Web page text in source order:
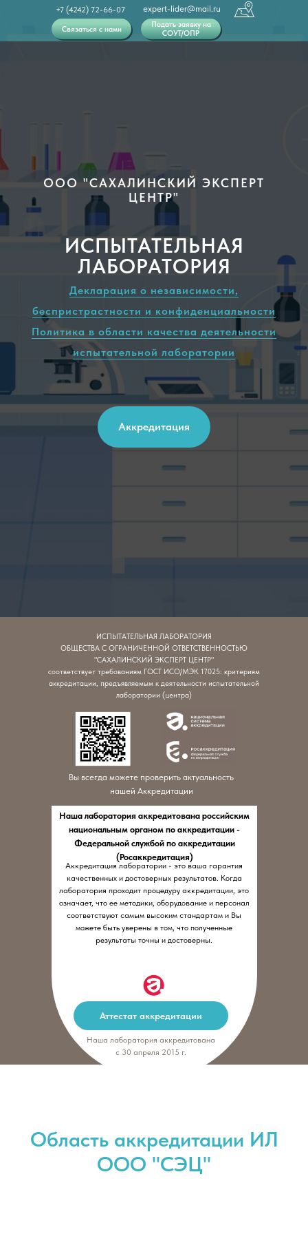
+7 (4242) 72-66-07 expert-lider@mail.ru
Подать заявку на
СОУТ/ОПР
Связаться с нами
ООО "САХАЛИНСКИЙ ЭКСПЕРТ
ЦЕНТР"
ИСПЫТАТЕЛЬНАЯ
ЛАБОРАТОРИЯ
Декларация о независимости,
беспристрастности и конфиденциальности
Политика в области качества деятельности
испытательной лаборатории
Аккредитация
Наша лаборатория аккредитована российским
национальным органом по аккредитации -
Федеральной службой по аккредитации
(Росаккредитация)
Аккредитация лаборатории - это ваша гарантия
качественных и достоверных результатов. Когда
лаборатория проходит процедуру аккредитации, это
означает, что ее методики, оборудование и персонал
соответствуют самым высоким стандартам и Вы
можете быть уверены в том, что полученные
результаты точны и достоверны.
ИСПЫТАТЕЛЬНАЯ ЛАБОРАТОРИЯ
ОБЩЕСТВА С ОГРАНИЧЕННОЙ ОТВЕТСТВЕННОСТЬЮ
"САХАЛИНСКИЙ ЭКСПЕРТ ЦЕНТР"
соответствует требованиям ГОСТ ИСО/МЭК 17025: критериям
аккредитации, предъявляемым к деятельности испытательной
лаборатории (центра)
Вы всегда можете проверить актуальность
нашей Аккредитации
Наша лаборатория аккредитована
с 30 апреля 2015 г.
Аттестат аккредитации
Область аккредитации ИЛ
ООО "СЭЦ"